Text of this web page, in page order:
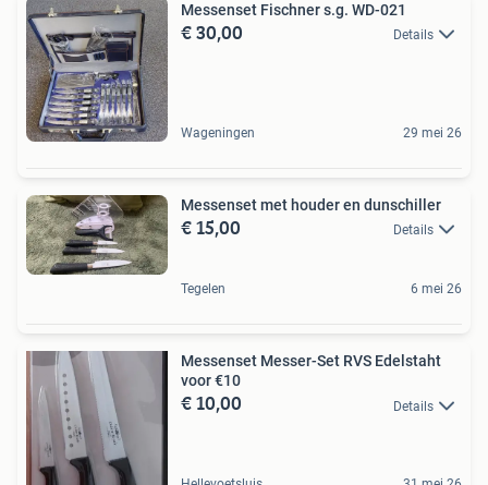
Messenset Fischner s.g. WD-021
€ 30,00 Details
Wageningen 29 mei 26
Messenset met houder en dunschiller
€ 15,00 Details
Tegelen 6 mei 26
Messenset Messer-Set RVS Edelstaht
voor €10
€ 10,00 Details